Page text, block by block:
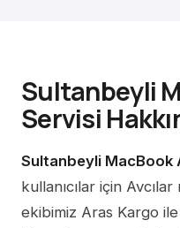
Sultanbeyli
Servisi
Sultanbeyli MacBook
kullanıcılar için
ekibimiz Aras Kargo ile